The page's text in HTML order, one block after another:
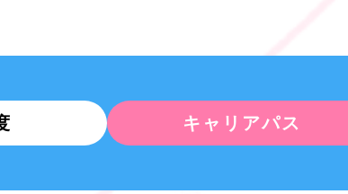
キャリアパス